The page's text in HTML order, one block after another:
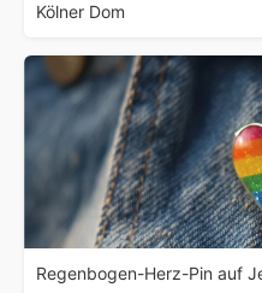
Kölner Dom
Regenbogen-Herz-Pin auf